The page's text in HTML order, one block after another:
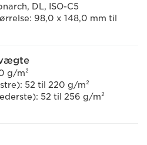
DL, ISO-C5
98,0 x 148,0 mm til
g/m²
52 til 220 g/m²
52 til 256 g/m²